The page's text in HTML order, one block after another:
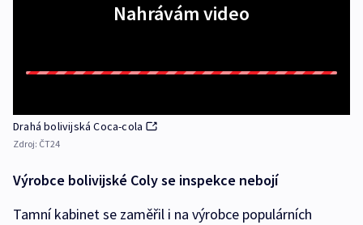
Nahrávám video
Drahá bolivijská Coca-cola
Zdroj: ČT24
Výrobce bolivijské Coly se inspekce nebojí
Tamní kabinet se zaměřil i na výrobce populárních